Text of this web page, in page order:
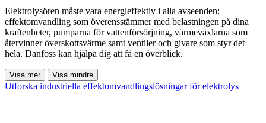
Elektrolysören måste vara energieffektiv i alla avseenden:
effektomvandling som överensstämmer med belastningen på dina
kraftenheter, pumparna för vattenförsörjning, värmeväxlarna som
återvinner överskottsvärme samt ventiler och givare som styr det
hela. Danfoss kan hjälpa dig att få en överblick.
Visa mer Visa mindre
Utforska industriella effektomvandlingslösningar för elektrolys